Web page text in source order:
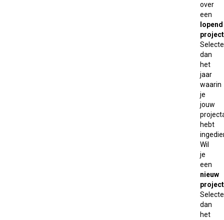
over
een
lopend
project
dan
het
jaar
waarin
je
jouw
hebt
Wil
je
een
nieuw
project
dan
het